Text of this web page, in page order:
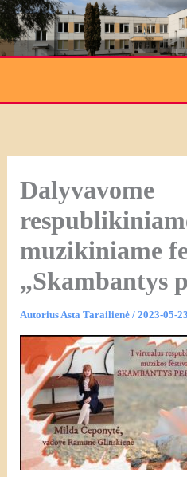
Pereiti
prie
turinio
Dalyvavome
muzikiniame
„Skambantys
AutoriusAsta Tarailienė / 2023-05-23